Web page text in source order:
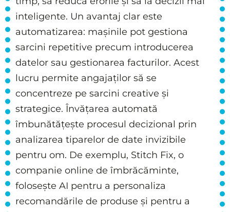
inteligente. Un avantaj clar este
automatizarea: mașinile pot gestiona
sarcini repetitive precum introducerea
datelor sau gestionarea facturilor. Acest
lucru permite angajaților să se
concentreze pe sarcini creative și
strategice. Învățarea automată
îmbunătățește procesul decizional prin
analizarea tiparelor de date invizibile
pentru om. De exemplu, Stitch Fix, o
companie online de îmbrăcăminte,
folosește AI pentru a personaliza
recomandările de produse și pentru a